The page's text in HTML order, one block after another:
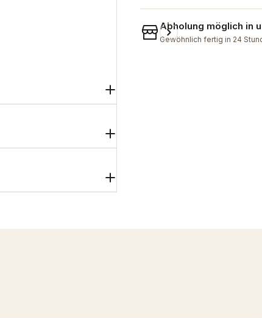
Abholung möglich in
Gewöhnlich fertig in 24